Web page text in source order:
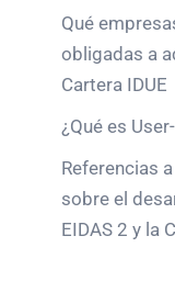
Qué
obligadas a
Cartera IDUE
¿Qué es
Referencias
sobre el
EIDAS 2 y la